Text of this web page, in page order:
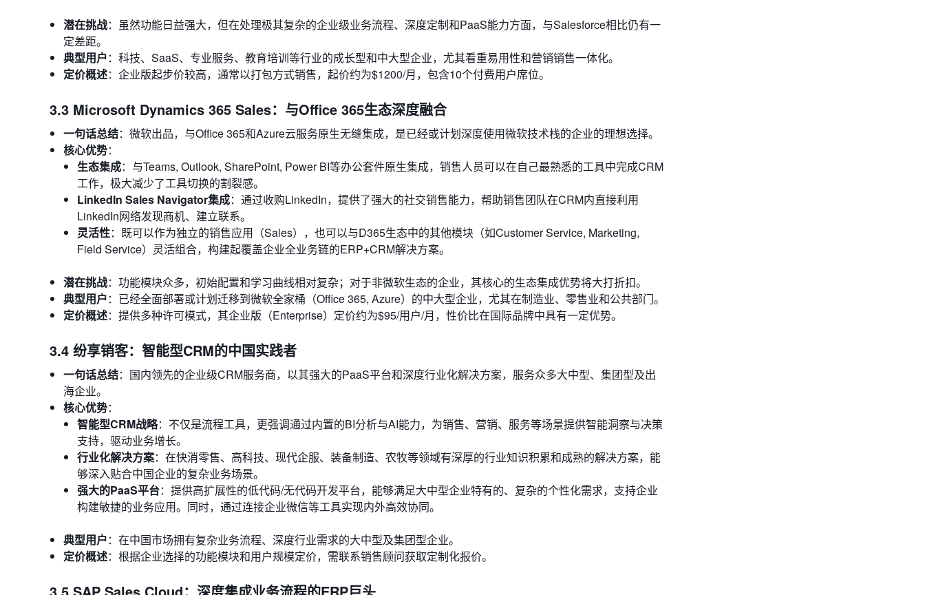
潜在挑战：虽然功能日益强大，但在处理极其复杂的企业级业务流程、深度定制和PaaS能力方面，与Salesforce相比仍有一
定差距。
典型用户：科技、SaaS、专业服务、教育培训等行业的成长型和中大型企业，尤其看重易用性和营销销售一体化。
定价概述：企业版起步价较高，通常以打包方式销售，起价约为$1200/月，包含10个付费用户席位。
3.3 Microsoft Dynamics 365 Sales：与Office 365生态深度融合
一句话总结：微软出品，与Office 365和Azure云服务原生无缝集成，是已经或计划深度使用微软技术栈的企业的理想选择。
核心优势：
生态集成：与Teams, Outlook, SharePoint, Power BI等办公套件原生集成，销售人员可以在自己最熟悉的工具中完成CRM
工作，极大减少了工具切换的割裂感。
LinkedIn Sales Navigator集成：通过收购LinkedIn，提供了强大的社交销售能力，帮助销售团队在CRM内直接利用
LinkedIn网络发现商机、建立联系。
灵活性：既可以作为独立的销售应用（Sales），也可以与D365生态中的其他模块（如Customer Service, Marketing,
Field Service）灵活组合，构建起覆盖企业全业务链的ERP+CRM解决方案。
潜在挑战：功能模块众多，初始配置和学习曲线相对复杂；对于非微软生态的企业，其核心的生态集成优势将大打折扣。
典型用户：已经全面部署或计划迁移到微软全家桶（Office 365, Azure）的中大型企业，尤其在制造业、零售业和公共部门。
定价概述：提供多种许可模式，其企业版（Enterprise）定价约为$95/用户/月，性价比在国际品牌中具有一定优势。
3.4 纷享销客：智能型CRM的中国实践者
一句话总结：国内领先的企业级CRM服务商，以其强大的PaaS平台和深度行业化解决方案，服务众多大中型、集团型及出
海企业。
核心优势：
智能型CRM战略：不仅是流程工具，更强调通过内置的BI分析与AI能力，为销售、营销、服务等场景提供智能洞察与决策
支持，驱动业务增长。
行业化解决方案：在快消零售、高科技、现代企服、装备制造、农牧等领域有深厚的行业知识积累和成熟的解决方案，能
够深入贴合中国企业的复杂业务场景。
强大的PaaS平台：提供高扩展性的低代码/无代码开发平台，能够满足大中型企业特有的、复杂的个性化需求，支持企业
构建敏捷的业务应用。同时，通过连接企业微信等工具实现内外高效协同。
典型用户：在中国市场拥有复杂业务流程、深度行业需求的大中型及集团型企业。
定价概述：根据企业选择的功能模块和用户规模定价，需联系销售顾问获取定制化报价。